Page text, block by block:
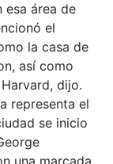
esa área de
el
la casa de
así como
dijo.
representa el
se inicio
una marcada